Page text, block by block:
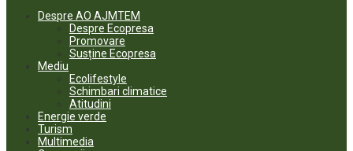
Despre AO AJMTEM
Despre Ecopresa
Promovare
Susține Ecopresa
Mediu
Ecolifestyle
Schimbari climatice
Atitudini
Energie verde
Turism
Multimedia